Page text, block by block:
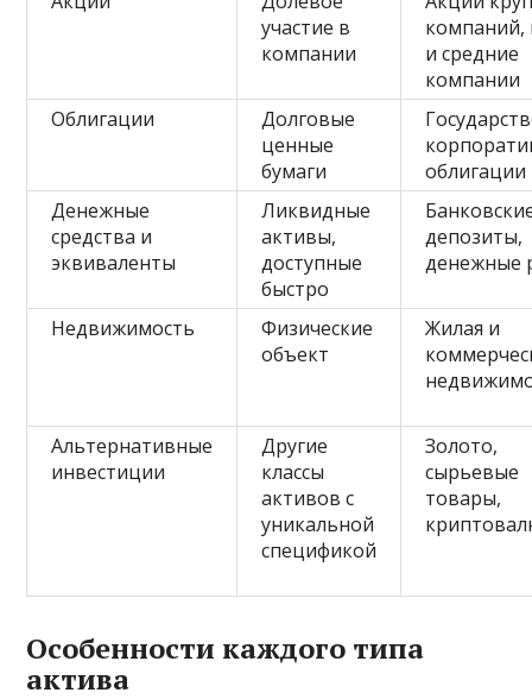
участие в
компании
компаний,
и средние
компании
Облигации
Долговые
ценные
бумаги
облигации
Денежные
средства и
эквиваленты
Ликвидные
активы,
доступные
быстро
депозиты,
денежные
Недвижимость
Физические
объект
Жилая и
Альтернативные
инвестиции
Другие
классы
активов с
уникальной
спецификой
Золото,
сырьевые
товары,
Особенности каждого типа
актива